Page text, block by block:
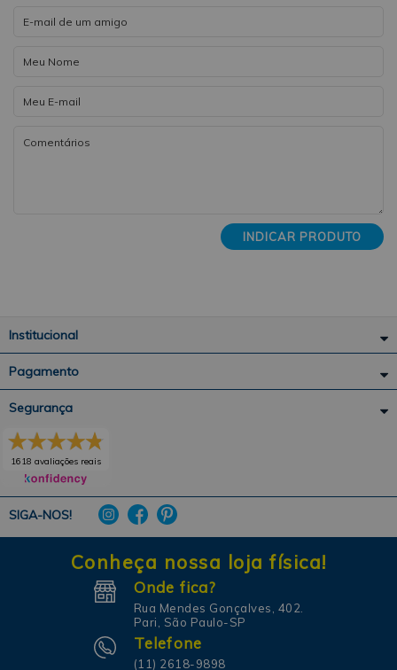
INDICAR PRODUTO
Institucional
Pagamento
SIGA-NOS!
Segurança
1618 avaliações reais
Conheça nossa loja física!
Onde fica?
Rua Mendes Gonçalves, 402.
Pari, São Paulo-SP
Telefone
(11) 2618-9898